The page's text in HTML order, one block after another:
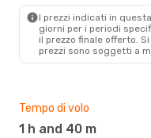
I prezzi indicati in
giorni per i periodi
il ​​prezzo finale offerto.
prezzi sono soggetti a
Tempo di volo
1 h and 40 m